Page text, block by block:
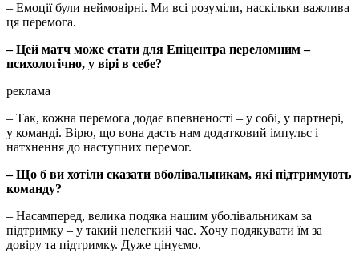
– Емоції були неймовірні. Ми всі розуміли, наскільки важлива
ця перемога.
– Цей матч може стати для Епіцентра переломним –
психологічно, у вірі в себе?
реклама
– Так, кожна перемога додає впевненості – у собі, у партнері,
у команді. Вірю, що вона дасть нам додатковий імпульс і
натхнення до наступних перемог.
– Що б ви хотіли сказати вболівальникам, які підтримують
команду?
– Насамперед, велика подяка нашим уболівальникам за
підтримку – у такий нелегкий час. Хочу подякувати їм за
довіру та підтримку. Дуже цінуємо.